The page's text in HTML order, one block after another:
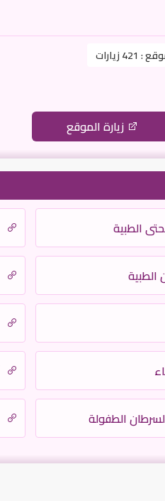
: 421 زيارات
زيارة الموقع
الطبية
الطبية
الطفولة